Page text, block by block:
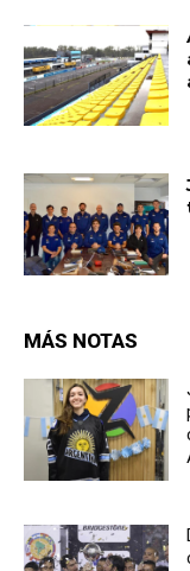
MÁS NOTAS